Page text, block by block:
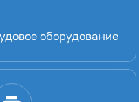
оборудование